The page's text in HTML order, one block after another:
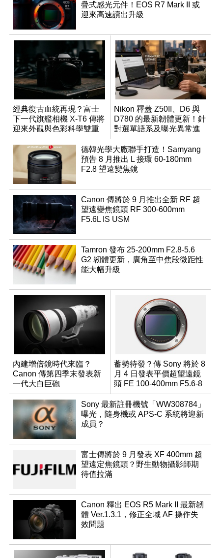
疊式感光元件！EOS R7 Mark II 或
迎來高速讀出升級
經典復古血統再現？富士
下一代旗艦相機 X-T6 傳將
迎來外觀與色彩科學雙重
優化
Nikon 釋蓋 Z50II、D6 與
D780 的最新韌體更新！針
對選單語系及曝光異常進
行修復
德韓光學大廠聯手打造！Samyang
預告 8 月推出 L 接環 60-180mm
F2.8 望遠變焦鏡
Canon 傳將於 9 月推出全新 RF 超
望遠變焦鏡頭 RF 300-600mm
F5.6L IS USM
Tamron 發布 25-200mm F2.8-5.6
G2 韌體更新，廣角至中焦段微距性
能大幅升級
內建增倍鏡時代來臨？
Canon 傳第四季末發表新
一代大白巨砲
蓄勢待發？傳 Sony 將於 8
月 4 日發表平價超望遠鏡
頭 FE 100-400mm F5.6-8
Sony 最新註冊機號「WW308784」
曝光，隨身機或 APS-C 系統將迎新
成員？
富士傳將於 9 月發表 XF 400mm 超
望遠定焦鏡頭？野生動物攝影師期
待值拉滿
Canon 釋出 EOS R5 Mark II 最新韌
體 Ver.1.3.1，修正全域 AF 操作失
效問題